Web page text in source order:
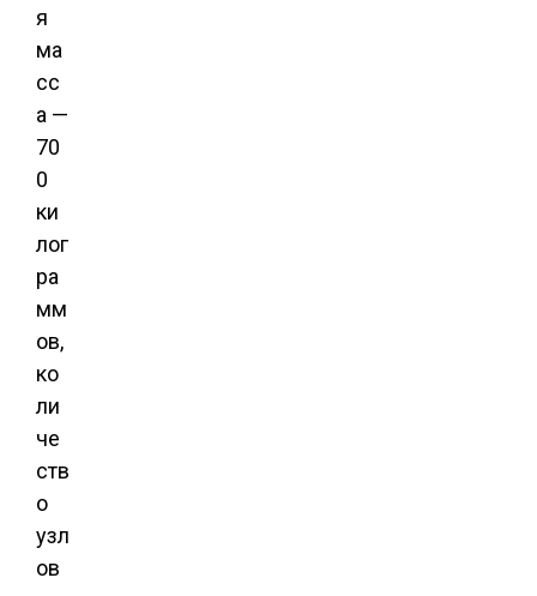
я
ма
сс
а —
70
0
ки
лог
ра
мм
ов,
ко
ли
че
ств
о
узл
ов